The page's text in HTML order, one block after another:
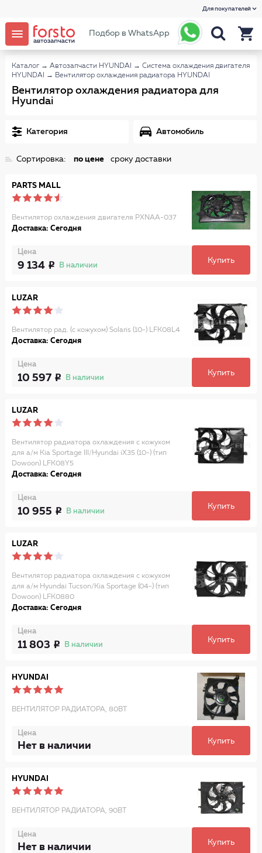
Для покупателей
Подбор в WhatsApp
Каталог → Автозапчасти HYUNDAI → Система охлаждения двигателя
HYUNDAI
→ Вентилятор охлаждения радиатора HYUNDAI
Вентилятор охлаждения радиатора для
Hyundai
Категория Автомобиль
Сортировка: по цене сроку доставки
PARTS MALL
Вентилятор охлаждения двигателя PXNAA-037
Доставка: Сегодня
Цена
9 134 В наличии
Купить
LUZAR
Вентилятор рад. (с кожухом) Solaris (10-) LFK08L4
Доставка: Сегодня
Цена
10 597 В наличии
Купить
LUZAR
Вентилятор радиатора охлаждения с кожухом
для а/м Kia Sportage III/Hyundai iX35 (10-) (тип
Dowoon) LFK08Y5
Доставка: Сегодня
Цена
10 955 В наличии
Купить
LUZAR
Вентилятор радиатора охлаждения с кожухом
для а/м Hyundai Tucson/Kia Sportage (04-) (тип
Dowoon) LFK0880
Доставка: Сегодня
Цена
11 803 В наличии
Купить
HYUNDAI
ВЕНТИЛЯТОР РАДИАТОРА, 80ВТ
Цена
Нет в наличии Купить
HYUNDAI
ВЕНТИЛЯТОР РАДИАТОРА, 90ВТ
Цена
Нет в наличии Купить